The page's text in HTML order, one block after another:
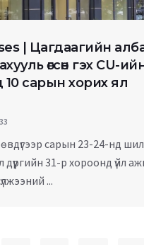
| Цагдаагийн
өгсөн гэх CU-
сарын хорих ял
сарын 23-24-нд
31-р хороонд үйл
...